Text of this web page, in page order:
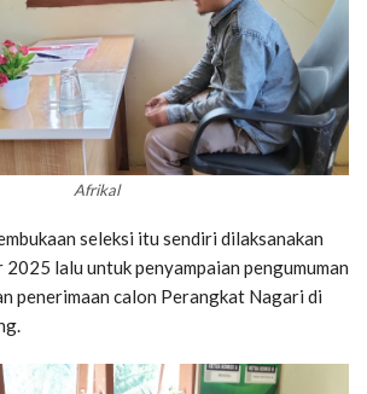
Afrikal
seleksi itu sendiri dilaksanakan
lalu untuk penyampaian pengumuman
penerimaan calon Perangkat Nagari di